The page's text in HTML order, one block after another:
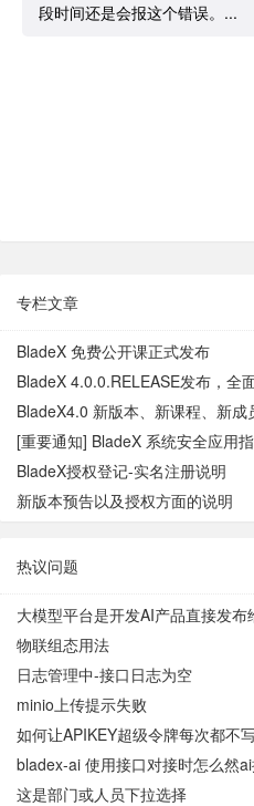
段时间还是会报这个错误。...
专栏文章
BladeX 免费公开课正式发布
BladeX4.0 新版本、新课程、新成
[重要通知] BladeX 系统安全应用
BladeX授权登记-实名注册说明
新版本预告以及授权方面的说明
热议问题
大模型平台是开发AI产品直接发布
物联组态用法
日志管理中-接口日志为空
minio上传提示失败
如何让APIKEY超级令牌每次都不
bladex-ai 使用接口对接时怎么然
这是部门或人员下拉选择